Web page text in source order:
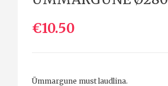
€10.50
Ümmargune must laudlina.